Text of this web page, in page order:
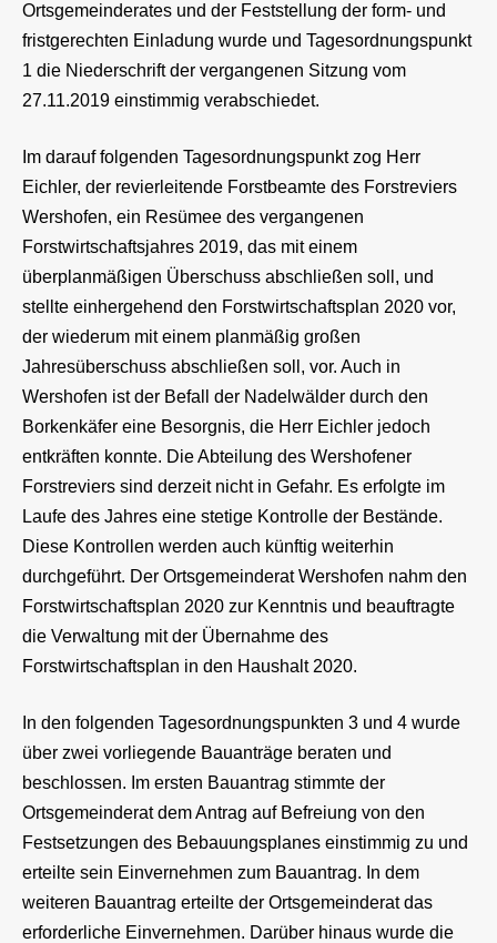
Ortsgemeinderates und der Feststellung der form- und
fristgerechten Einladung wurde und Tagesordnungspunkt
1 die Niederschrift der vergangenen Sitzung vom
27.11.2019 einstimmig verabschiedet.
Im darauf folgenden Tagesordnungspunkt zog Herr
Eichler, der revierleitende Forstbeamte des Forstreviers
Wershofen, ein Resümee des vergangenen
Forstwirtschaftsjahres 2019, das mit einem
überplanmäßigen Überschuss abschließen soll, und
stellte einhergehend den Forstwirtschaftsplan 2020 vor,
der wiederum mit einem planmäßig großen
Jahresüberschuss abschließen soll, vor. Auch in
Wershofen ist der Befall der Nadelwälder durch den
Borkenkäfer eine Besorgnis, die Herr Eichler jedoch
entkräften konnte. Die Abteilung des Wershofener
Forstreviers sind derzeit nicht in Gefahr. Es erfolgte im
Laufe des Jahres eine stetige Kontrolle der Bestände.
Diese Kontrollen werden auch künftig weiterhin
durchgeführt. Der Ortsgemeinderat Wershofen nahm den
Forstwirtschaftsplan 2020 zur Kenntnis und beauftragte
die Verwaltung mit der Übernahme des
Forstwirtschaftsplan in den Haushalt 2020.
In den folgenden Tagesordnungspunkten 3 und 4 wurde
über zwei vorliegende Bauanträge beraten und
beschlossen. Im ersten Bauantrag stimmte der
Ortsgemeinderat dem Antrag auf Befreiung von den
Festsetzungen des Bebauungsplanes einstimmig zu und
erteilte sein Einvernehmen zum Bauantrag. In dem
weiteren Bauantrag erteilte der Ortsgemeinderat das
erforderliche Einvernehmen. Darüber hinaus wurde die